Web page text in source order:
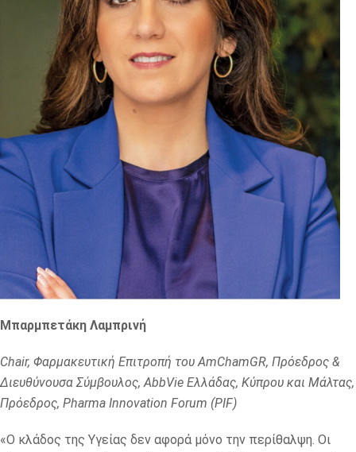
Μπαρμπετάκη Λαμπρινή
Chair, Φαρμακευτική Επιτροπή του AmChamGR, Πρόεδρος &
Διευθύνουσα Σύμβουλος, AbbVie Ελλάδας, Κύπρου και Μάλτας,
Πρόεδρος, Pharma Innovation Forum (PIF)
«Ο κλάδος της Υγείας δεν αφορά μόνο την περίθαλψη. Οι